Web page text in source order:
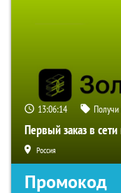
13:06:13
Первый заказ в
Россия
Промокод